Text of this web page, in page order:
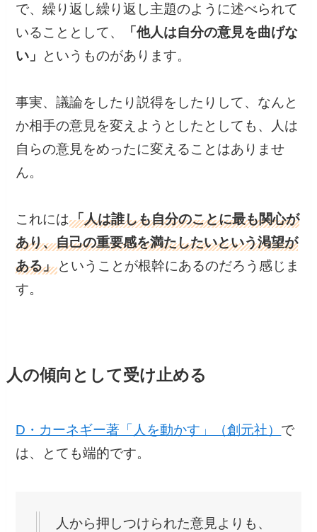
で、繰り返し繰り返し主題のように述べられて
いることとして、
「他人は自分の意見を曲げな
い」
というものがあります。
事実、議論をしたり説得をしたりして、なんと
か相手の意見を変えようとしたとしても、人は
自らの意見をめったに変えることはありませ
ん。
これには「人は誰しも自分のことに最も関心が
あり、自己の重要感を満たしたいという渇望が
ある」 ということが根幹にあるのだろう感じま
す。
人の傾向として受け止める
D・カーネギー著「人を動かす」（創元社） で
は、とても端的です。
人から押しつけられた意見よりも、